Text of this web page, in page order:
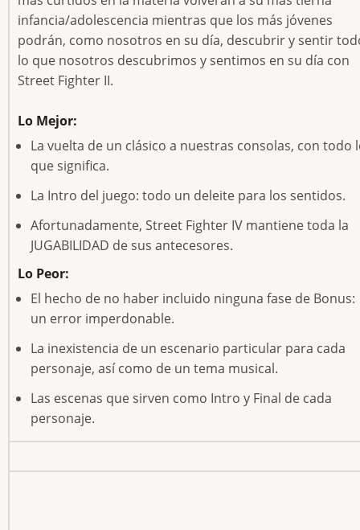
infancia/adolescencia mientras que los más jóvenes
podrán, como nosotros en su día, descubrir y sentir
lo que nosotros descubrimos y sentimos en su día con
Street Fighter II.
Lo Mejor:
La vuelta de un clásico a nuestras consolas, con todo
que significa.
La Intro del juego: todo un deleite para los sentidos.
Afortunadamente, Street Fighter IV mantiene toda la
JUGABILIDAD de sus antecesores.
Lo Peor:
El hecho de no haber incluido ninguna fase de Bonus:
un error imperdonable.
La inexistencia de un escenario particular para cada
personaje, así como de un tema musical.
Las escenas que sirven como Intro y Final de cada
personaje.